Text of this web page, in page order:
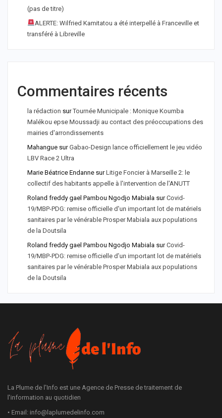
(pas de titre)
ALERTE: Wilfried Kamitatou a été interpellé à Franceville et
transféré à Libreville
Commentaires récents
la rédaction surTournée Municipale : Monique Koumba
Malékou epse Moussadji au contact des préoccupations des
mairies d'arrondissements
Mahangue surGabao-Design lance officiellement le jeu vidéo
LBV Race 2 Ultra
Marie Béatrice Endanne surLitige Foncier à Marseille 2: le
collectif des habitants appelle à l'intervention de l'ANUTT
Roland freddy gael Pambou Ngodjo Mabiala surCovid-
19/MBP-PDG: remise officielle d'un important lot de matériels
sanitaires par le vénérable Prosper Mabiala aux populations
de la Doutsila
Roland freddy gael Pambou Ngodjo Mabiala surCovid-
19/MBP-PDG: remise officielle d’un important lot de matériels
sanitaires par le vénérable Prosper Mabiala aux populations
de la Doutsila
La Plume de l'Info est une Agence de Presse de traitement de
l'information au quotidien
• Email: info@laplumedelinfo.com